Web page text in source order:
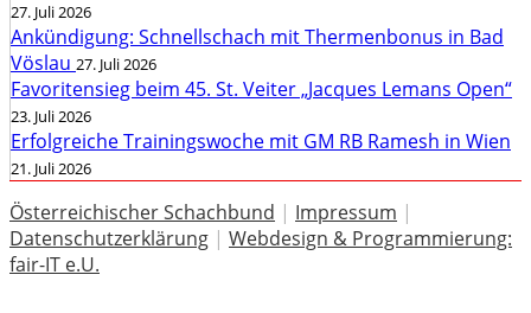
27. Juli 2026
Ankündigung: Schnellschach mit Thermenbonus in Bad
Vöslau 27. Juli 2026
Favoritensieg beim 45. St. Veiter „Jacques Lemans Open“
23. Juli 2026
Erfolgreiche Trainingswoche mit GM RB Ramesh in Wien
21. Juli 2026
Österreichischer Schachbund | Impressum |
Datenschutzerklärung | Webdesign & Programmierung:
fair-IT e.U.